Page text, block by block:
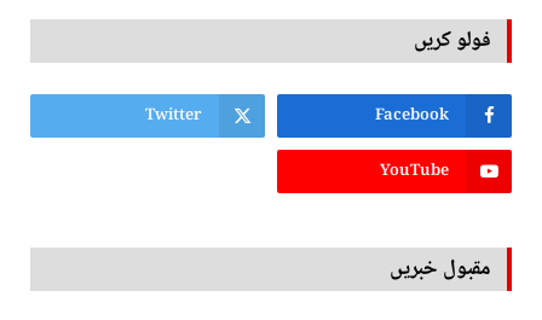
فولو کریں
Facebook
Twitter
YouTube
مقبول خبریں